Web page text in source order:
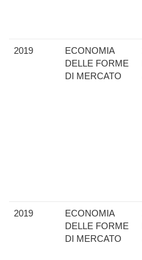
2019
ECONOMIA
DELLE FORME
DI MERCATO
2019
ECONOMIA
DELLE FORME
DI MERCATO